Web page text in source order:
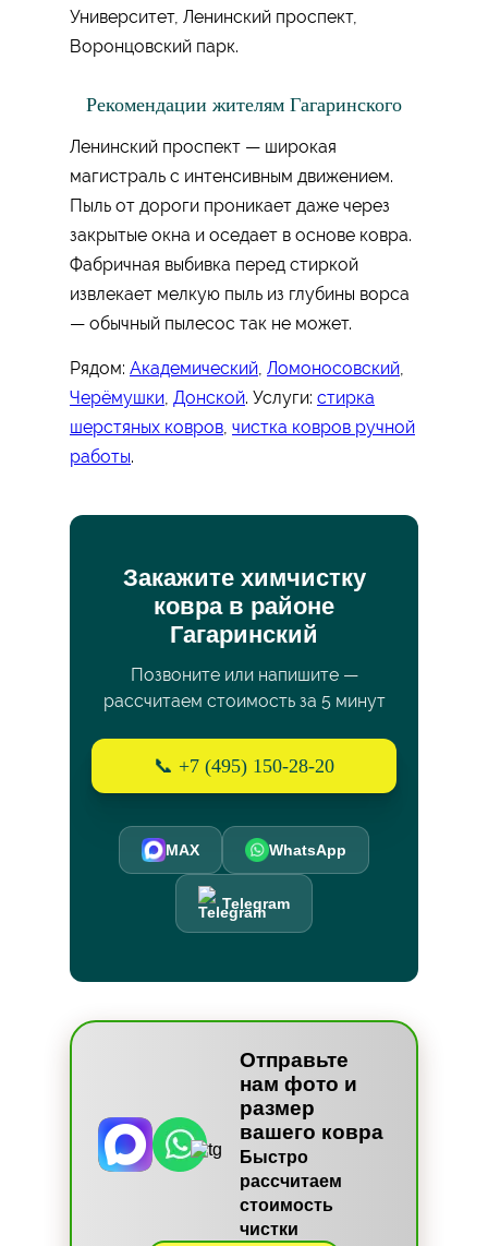
Университет, Ленинский проспект,
Воронцовский парк.
Рекомендации жителям Гагаринского
Ленинский проспект — широкая
магистраль с интенсивным движением.
Пыль от дороги проникает даже через
закрытые окна и оседает в основе ковра.
Фабричная выбивка перед стиркой
извлекает мелкую пыль из глубины ворса
— обычный пылесос так не может.
Рядом: Академический Ломоносовский
Черёмушки Донской. Услуги: стирка
шерстяных ковров чистка ковров ручной
работы.
Закажите химчистку
ковра в районе
Гагаринский
Позвоните или напишите —
рассчитаем стоимость за 5 минут
📞 +7 (495) 150-28-20
MAX WhatsApp
Telegram
Отправьте
нам фото и
размер
вашего ковра
Быстро
рассчитаем
стоимость
чистки